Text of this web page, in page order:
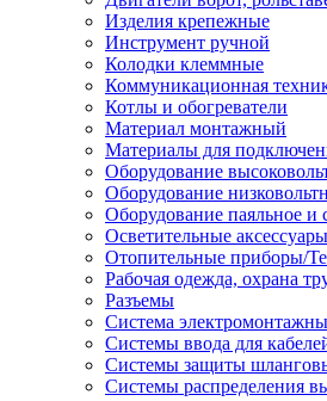
Изделия крепежные
Инструмент ручной
Колодки клеммные
Коммуникационная
Котлы и обогреватели
Материал монтажный
Материалы для
Оборудование
Оборудование
Оборудование паяльное и
Осветительные аксессуары
Отопительные приборы/
Рабочая одежда, охрана
Разъемы
Система
Системы ввода для
Системы защиты
Системы распределения